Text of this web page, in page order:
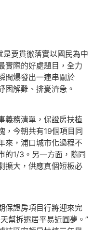
要貫徹落實以國民為中
實際的好處題目，全力
間爆發出一連串關於
困解難、排憂濟急。
務清單，保證房扶植
，今朝共有19個項目同
來，浦口城市化過程不
的1/3。另一方面，隨同
擴大，供應真個短板必
證房項目行將迎來完
幫拆遷居平易近圓夢。”